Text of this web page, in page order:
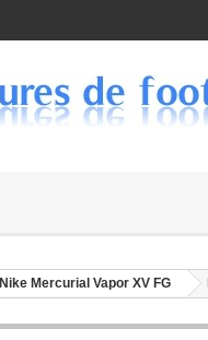
Nike Mercurial Vapor XV FG